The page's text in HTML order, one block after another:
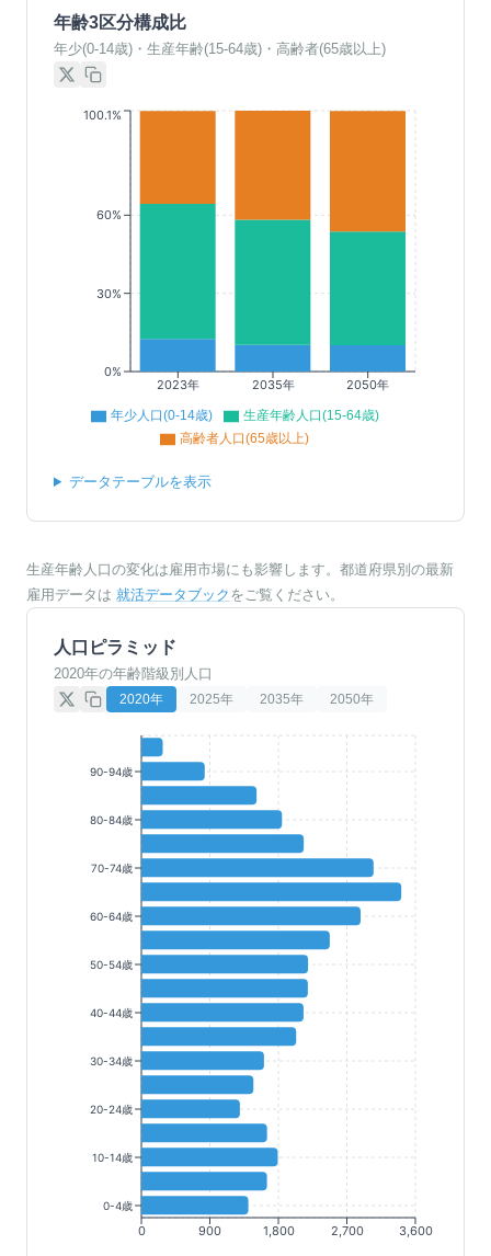
年齢3区分構成比
年少(0-14歳)・生産年齢(15-64歳)・高齢者(65歳以上)
2023年 2035年 2050年
0%
30%
60%
100.1%
年少人口(0-14歳)
生産年齢人口(15-64歳)
高齢者人口(65歳以上)
データテーブルを表示
生産年齢人口の変化は雇用市場にも影響します。都道府県別の最新
雇用データは 就活データブック をご覧ください。
人口ピラミッド
2020年の年齢階級別人口
2020年 2025年 2035年 2050年
0 900 1,800 2,700 3,600
90-94歳
80-84歳
70-74歳
60-64歳
50-54歳
40-44歳
30-34歳
20-24歳
10-14歳
0-4歳